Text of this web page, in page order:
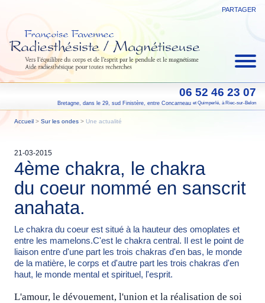
06 52 46 23 07
Bretagne, dans le 29, sud Finistère, entre Concarneau et Quimperlé, à Riec-sur-Belon
PARTAGER
21-03-2015
4ème chakra, le chakra
du coeur nommé en sanscrit
anahata.
Le chakra du coeur est situé à la hauteur des omoplates et
entre les mamelons.C'est le chakra central. Il est le point de
liaison entre d'une part les trois chakras d'en bas, le monde
de la matière, le corps et d'autre part les trois chakras d'en
haut, le monde mental et spirituel, l'esprit.
L'amour, le dévouement, l'union et la réalisation de soi
Accueil > Sur les ondes > Une actualité